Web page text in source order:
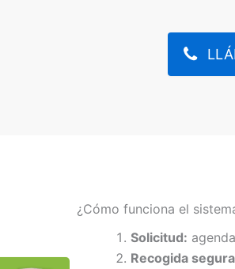
¿Cómo funciona el
Solicitud:
Recogida